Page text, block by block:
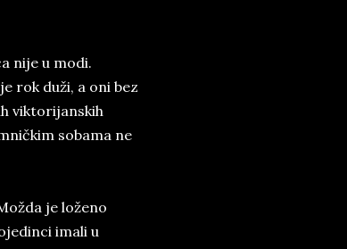
nije u modi.
rok duži, a oni bez
viktorijanskih
sobama ne
je loženo
imali u